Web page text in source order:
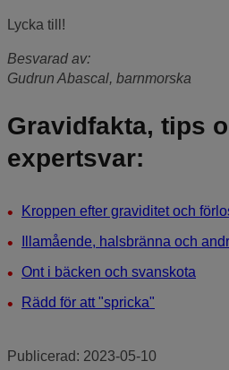
Lycka till!
Besvarad av:
Gudrun Abascal, barnmorska
Gravidfakta, tips
expertsvar:
Kroppen efter graviditet och
Illamående, halsbränna och
Ont i bäcken och svanskota
Rädd för att "spricka"
Publicerad: 2023-05-10